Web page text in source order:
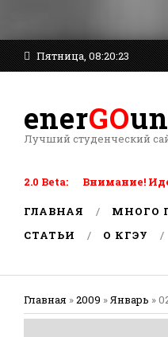
Пятница, 08:20:23
enerGO
Лучший студенческий
2.0 Beta: Внимание!
ГЛАВНАЯ МНОГО
СТАТЬИ
О КГЭУ
Главная »2009 »Январь »